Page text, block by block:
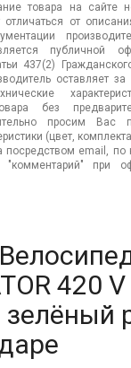
товара на сайте
от
публичной
437(2)
оставляет
без
просим Вас
(цвет,
посредством email,
при
420